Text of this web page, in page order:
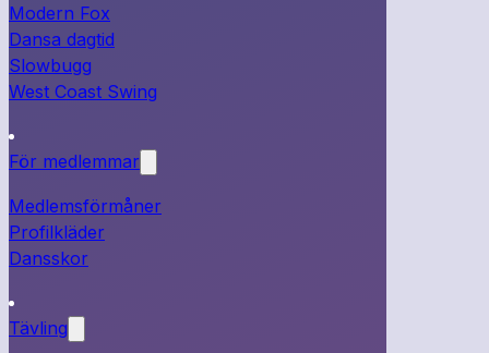
Modern Fox
Dansa dagtid
Slowbugg
West Coast Swing
För medlemmar
Medlemsförmåner
Profilkläder
Dansskor
Tävling